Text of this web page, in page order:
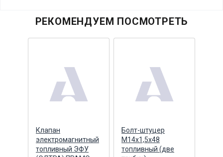
РЕКОМЕНДУЕМ ПОСМОТРЕТЬ
Клапан
электромагнитный
топливный ЭФУ
Болт-штуцер
М14х1,5х48
топливный (две